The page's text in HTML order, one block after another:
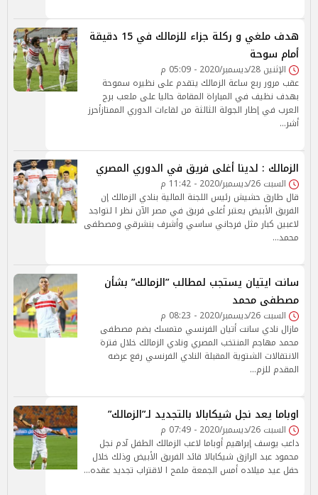
هدف ملغي و ركلة جزاء للزمالك في 15 دقيقة
أمام سوحة
الإثنين 28/ديسمبر/2020 - 05:09 م
عقب مرور ربع ساعة الزمالك يتقدم على نظيره سموحة
بهدف نظيف في المباراة المقامة حاليا على ملعب برج
العرب في إطار الجولة الثالثة من لقاءات الدوري الممتازأحرز
أشر…
الزمالك : لدينا أغلى فريق في الدوري المصري
السبت 26/ديسمبر/2020 - 11:42 م
قال طارق حشيش رئيس اللجنة المالية بنادي الزمالك إن
الفريق الأبيض يعتبر أغلى فريق في مصر الآن نظر ا لتواجد
لاعبين كبار مثل فرجاني ساسي وأشرف بنشرقي ومصطفى
محمد…
سانت ايتيان يستجب لمطالب ”الزمالك” بشأن
مصطفى محمد
السبت 26/ديسمبر/2020 - 08:23 م
مازال نادي سانت أتيان الفرنسي متمسك بضم مصطفى
محمد مهاجم المنتخب المصري ونادي الزمالك خلال فترة
الانتقالات الشتوية المقبلة النادي الفرنسي رفع عرضه
المقدم للزم…
اوباما يعد نجل شيكابالا بالتجديد لـ”الزمالك”
السبت 26/ديسمبر/2020 - 07:49 م
داعب يوسف إبراهيم أوباما لاعب الزمالك الطفل آدم نجل
محمود عبد الرازق شيكابالا قائد الفريق الأبيض وذلك خلال
حفل عيد ميلاده أمس الجمعة ملمح ا لاقتراب تجديد عقده…